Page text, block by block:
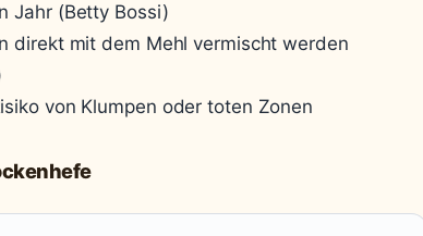
Jahr (Betty Bossi)
direkt mit dem Mehl vermischt werden
von Klumpen oder toten Zonen